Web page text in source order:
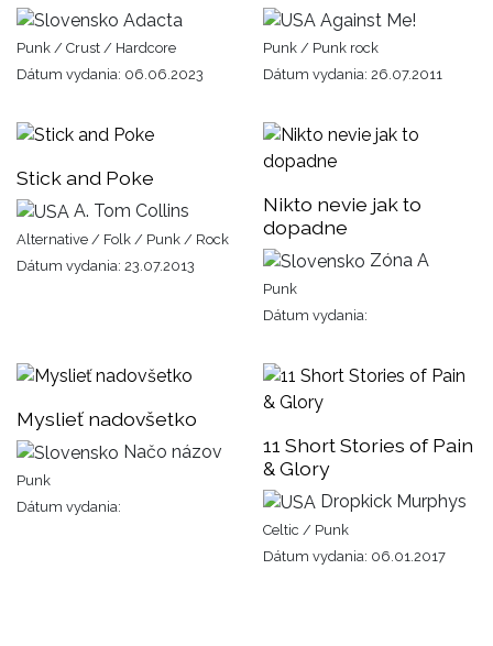
Adacta
Punk / Crust / Hardcore
Dátum vydania: 06.06.2023
Against Me!
Punk / Punk rock
Dátum vydania: 26.07.2011
Stick and Poke
A. Tom Collins
Alternative / Folk / Punk / Rock
Dátum vydania: 23.07.2013
Nikto nevie jak to
dopadne
Zóna A
Punk
Dátum vydania:
Myslieť nadovšetko
Načo názov
Punk
Dátum vydania:
11 Short Stories of Pain
& Glory
Dropkick Murphys
Celtic / Punk
Dátum vydania: 06.01.2017